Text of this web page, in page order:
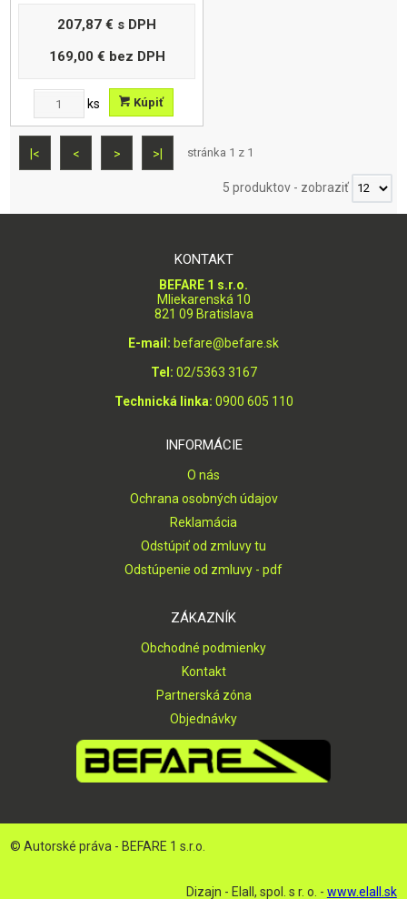
207,87 € s DPH
169,00 € bez DPH
ks Kúpiť
|< < > >| stránka 1 z 1
5 produktov- zobraziť
KONTAKT
BEFARE 1 s.r.o.
Mliekarenská 10
821 09 Bratislava
E-mail: befare@befare.sk
Tel: 02/5363 3167
Technická linka: 0900 605 110
INFORMÁCIE
O nás
Ochrana osobných údajov
Reklamácia
Odstúpiť od zmluvy tu
Odstúpenie od zmluvy - pdf
ZÁKAZNÍK
Obchodné podmienky
Kontakt
Partnerská zóna
Objednávky
© Autorské práva - BEFARE 1 s.r.o.
Dizajn - Elall, spol. s r. o. - www.elall.sk